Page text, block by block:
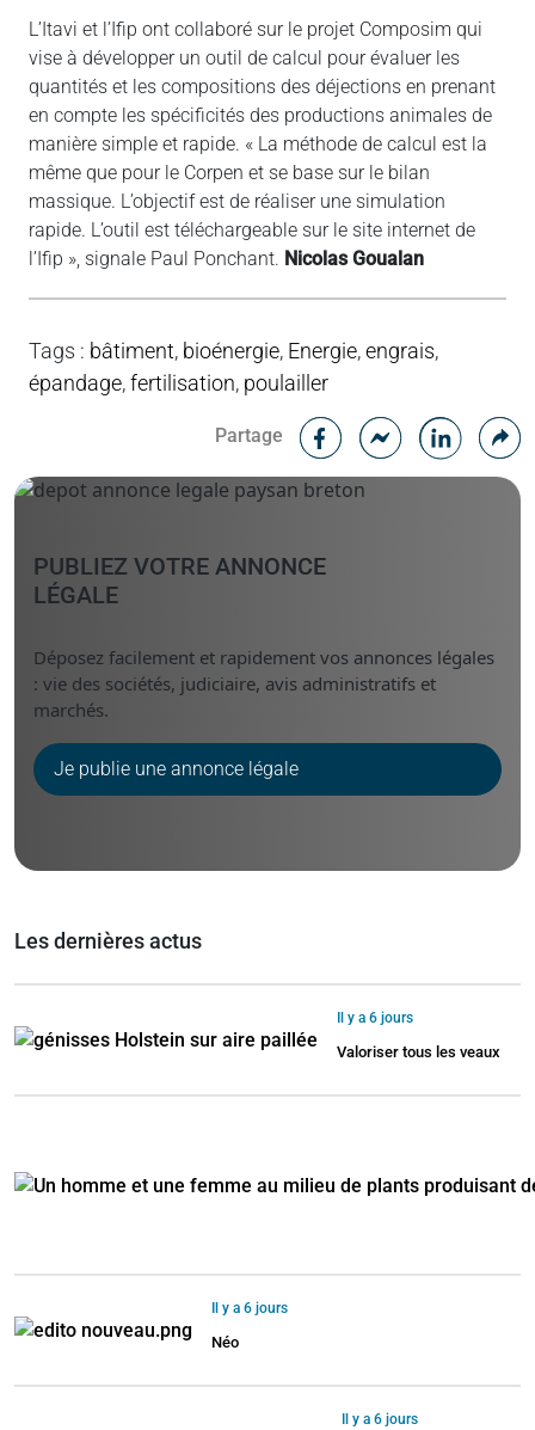
L’Itavi et l’Ifip ont collaboré sur le projet Composim qui
vise à développer un outil de calcul pour évaluer les
quantités et les compositions des déjections en prenant
en compte les spécificités des productions animales de
manière simple et rapide. « La méthode de calcul est la
même que pour le Corpen et se base sur le bilan
massique. L’objectif est de réaliser une simulation
rapide. L’outil est téléchargeable sur le site internet de
l’Ifip », signale Paul Ponchant. Nicolas Goualan
Tags : bâtiment, bioénergie, Energie,engrais,
épandage,fertilisation, poulailler
Partage
Facebook
Messenger
Linked
PUBLIEZ VOTRE ANNONCE
LÉGALE
Déposez facilement et rapidement vos annonces légales
: vie des sociétés, judiciaire, avis administratifs et
marchés.
Je publie une annonce légale
Les dernières actus
Il y a 6 jours
Valoriser tous les veaux
Il y a 6 jours
Néo
Il y a 6 jours